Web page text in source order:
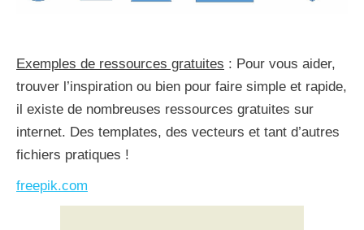
Exemples de ressources gratuites : Pour vous aider,
trouver l’inspiration ou bien pour faire simple et rapide,
il existe de nombreuses ressources gratuites sur
internet. Des templates, des vecteurs et tant d’autres
fichiers pratiques !
freepik.com